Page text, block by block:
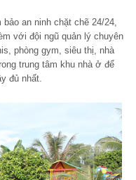
an ninh chặt chẽ 24/24,
với đội ngũ quản lý chuyên
phòng gym, siêu thị, nhà
trung tâm khu nhà ở để
đủ nhất.